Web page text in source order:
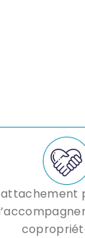
attachement